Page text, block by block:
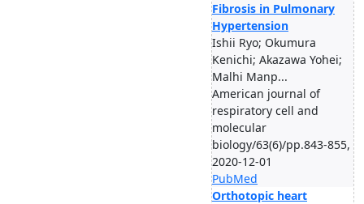
Fibrosis in Pulmonary
Hypertension
Ishii Ryo; Okumura
Kenichi; Akazawa Yohei;
Malhi Manp...
American journal of
respiratory cell and
molecular
biology/63(6)/pp.843-855,
2020-12-01
PubMed
Orthotopic heart